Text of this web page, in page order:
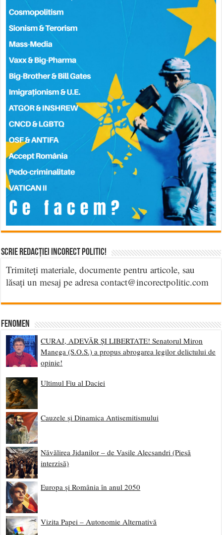
Scrie Redacției Incorect Politic!
Trimiteți materiale, documente pentru articole, sau
lăsați un mesaj pe adresa contact@incorectpolitic.com
Fenomen
CURAJ, ADEVĂR ȘI LIBERTATE! Senatorul Miron
Manega (S.O.S.) a propus abrogarea legilor delictului de
opinie!
Ultimul Fiu al Daciei
Cauzele și Dinamica Antisemitismului
Năvălirea Jidanilor – de Vasile Alecsandri (Piesă
interzisă)
Europa și România în anul 2050
Vizita Papei – Autonomie Alternativă